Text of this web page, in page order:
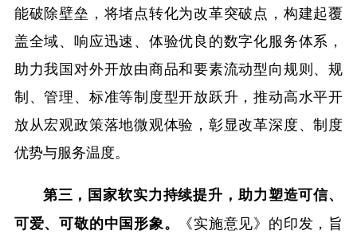
能破除壁垒，将堵点转化为改革突破点，构建起覆
盖全域、响应迅速、体验优良的数字化服务体系，
助力我国对外开放由商品和要素流动型向规则、规
制、管理、标准等制度型开放跃升，推动高水平开
放从宏观政策落地微观体验，彰显改革深度、制度
优势与服务温度。
第三，国家软实力持续提升，助力塑造可信、
可爱、可敬的中国形象。
《实施意见》的印发，旨